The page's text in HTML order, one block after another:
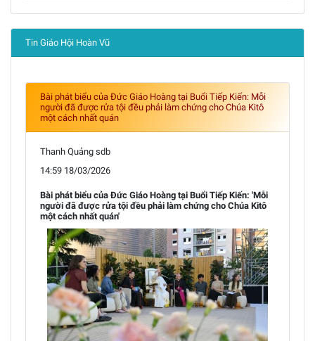
Tin Giáo Hội Hoàn Vũ
Bài phát biểu của Đức Giáo Hoàng tại Buổi Tiếp Kiến: Mỗi
người đã được rửa tội đều phải làm chứng cho Chúa Kitô
một cách nhất quán
Thanh Quảng sdb
14:59 18/03/2026
Bài phát biểu của Đức Giáo Hoàng tại Buổi Tiếp Kiến: 'Mỗi
người đã được rửa tội đều phải làm chứng cho Chúa Kitô
một cách nhất quán'